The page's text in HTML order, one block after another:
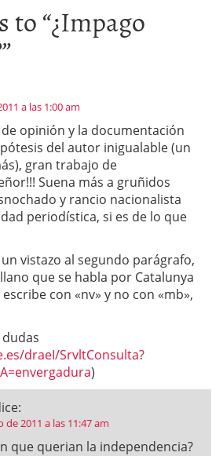
to “¿Impago
”
a las 1:00 am
opinión y la documentación
del autor inigualable (un
gran trabajo de
Suena más a gruñidos
y rancio nacionalista
periodística, si es de lo que
vistazo al segundo parágrafo,
que se habla por Catalunya
con «nv» y no con «mb»,
draeI/SrvltConsulta?
)
de 2011 a las 11:47 am
que querian la independencia?